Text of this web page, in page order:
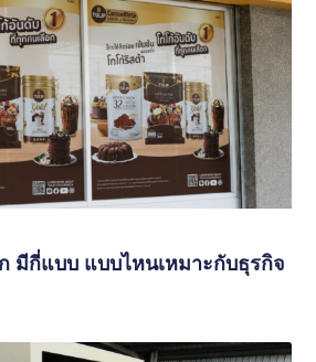
มีกี่แบบ แบบไหนเหมาะกับธุรกิจ